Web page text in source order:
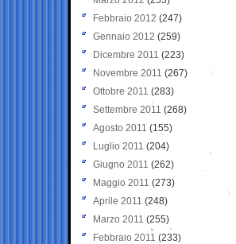
Febbraio 2012 (247)
Gennaio 2012 (259)
Dicembre 2011 (223)
Novembre 2011 (267)
Ottobre 2011 (283)
Settembre 2011 (268)
Agosto 2011 (155)
Luglio 2011 (204)
Giugno 2011 (262)
Maggio 2011 (273)
Aprile 2011 (248)
Marzo 2011 (255)
Febbraio 2011 (233)